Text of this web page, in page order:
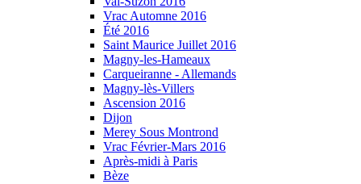
Vrac Automne 2016
Été 2016
Saint Maurice Juillet 2016
Magny-les-Hameaux
Carqueiranne - Allemands
Magny-lès-Villers
Ascension 2016
Dijon
Merey Sous Montrond
Vrac Février-Mars 2016
Après-midi à Paris
Bèze